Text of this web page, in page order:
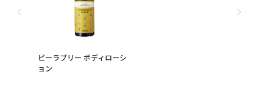
ビーラブリー ボディローシ
ョン